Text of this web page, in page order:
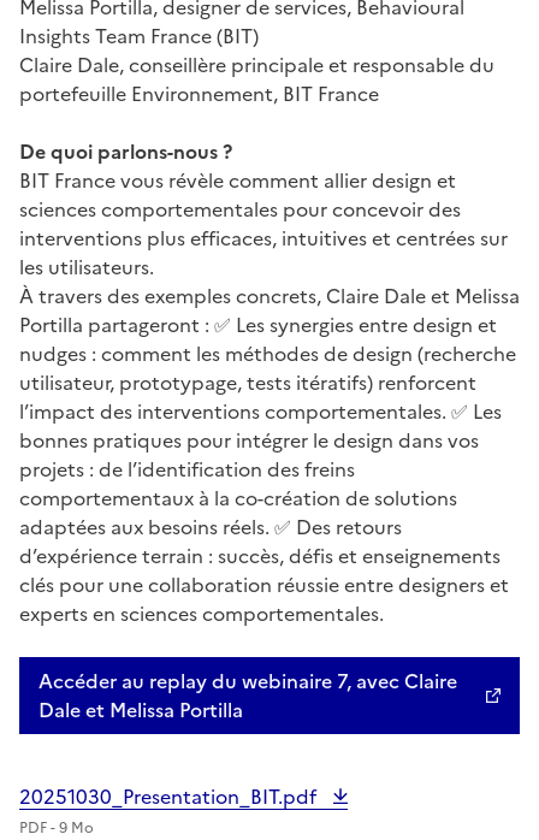
Melissa Portilla, designer de services, Behavioural
Insights Team France (BIT)
Claire Dale, conseillère principale et responsable du
portefeuille Environnement, BIT France
De quoi parlons-nous ?
BIT France vous révèle comment allier design et
sciences comportementales pour concevoir des
interventions plus efficaces, intuitives et centrées sur
les utilisateurs.
À travers des exemples concrets, Claire Dale et Melissa
Portilla partageront : ✅ Les synergies entre design et
nudges : comment les méthodes de design (recherche
utilisateur, prototypage, tests itératifs) renforcent
l’impact des interventions comportementales. ✅ Les
bonnes pratiques pour intégrer le design dans vos
projets : de l’identification des freins
comportementaux à la co-création de solutions
adaptées aux besoins réels. ✅ Des retours
d’expérience terrain : succès, défis et enseignements
clés pour une collaboration réussie entre designers et
experts en sciences comportementales.
Accéder au replay du webinaire 7, avec Claire
Dale et Melissa Portilla
20251030_Presentation_BIT.pdf
PDF - 9 Mo